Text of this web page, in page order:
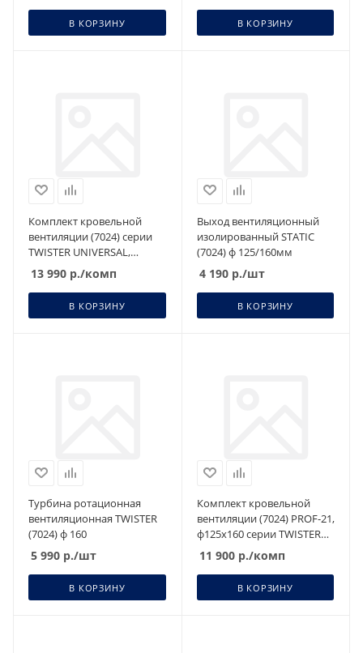
В КОРЗИНУ В КОРЗИНУ
Комплект кровельной
вентиляции (7024) серии
TWISTER UNIVERSAL,
изолированный
13 990 р./комп
В КОРЗИНУ
Выход вентиляционный
изолированный STATIC
(7024) ф 125/160мм
4 190р./шт
В КОРЗИНУ
Турбина ротационная
вентиляционная TWISTER
(7024) ф 160
5 990 р./шт
В КОРЗИНУ
Комплект кровельной
вентиляции (7024) PROF-21,
ф125х160 серии TWISTER
,изолированный
11 900р./комп
В КОРЗИНУ